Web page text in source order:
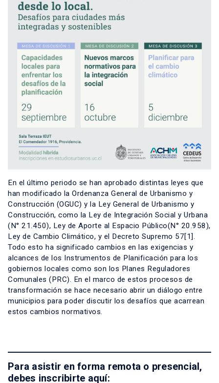
En el último periodo se han aprobado distintas leyes que
han modificado la Ordenanza General de Urbanismo y
Construcción (OGUC) y la Ley General de Urbanismo y
Construcción, como la Ley de Integración Social y Urbana
(N° 21.450), Ley de Aporte al Espacio Público(N° 20.958),
Ley de Cambio Climático, y el Decreto Supremo 57[1].
Todo esto ha significado cambios en las exigencias y
alcances de los Instrumentos de Planificación para los
gobiernos locales como son los Planes Reguladores
Comunales (PRC). En el marco de estos procesos de
transformación se hace necesario abrir un diálogo entre
municipios para poder discutir los desafíos que acarrean
estos cambios normativos.
Para asistir en forma remota o presencial,
debes inscribirte aquí: